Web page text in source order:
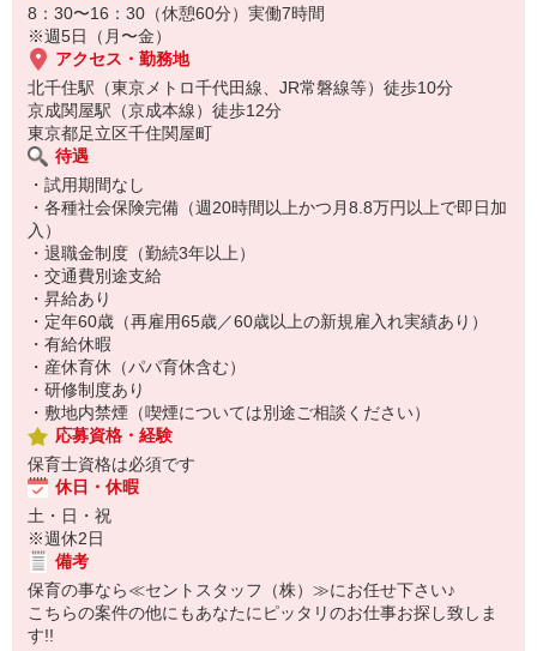
定員：75名（0〜5歳児）
8：30〜16：30（休憩60分）実働7時間
※週5日（月〜金）
アクセス・勤務地
北千住駅（東京メトロ千代田線、JR常磐線等）徒歩10分
京成関屋駅（京成本線）徒歩12分
東京都足立区千住関屋町
待遇
・試用期間なし
・各種社会保険完備（週20時間以上かつ月8.8万円以上で即日加
入）
・退職金制度（勤続3年以上）
・交通費別途支給
・昇給あり
・定年60歳（再雇用65歳／60歳以上の新規雇入れ実績あり）
・有給休暇
・産休育休（パパ育休含む）
・研修制度あり
・敷地内禁煙（喫煙については別途ご相談ください）
応募資格・経験
保育士資格は必須です
休日・休暇
土・日・祝
※週休2日
備考
保育の事なら≪セントスタッフ（株）≫にお任せ下さい♪
こちらの案件の他にもあなたにピッタリのお仕事お探し致しま
す!!